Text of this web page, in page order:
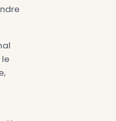
d’utilisateurs
semaines.
de satisfaction